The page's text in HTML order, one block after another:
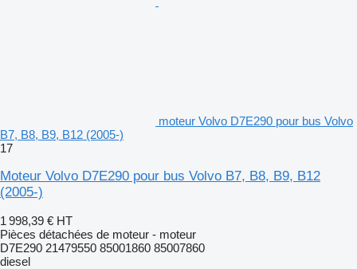
moteur Volvo D7E290 pour bus Volvo
B7, B8, B9, B12 (2005-)
17
Moteur Volvo D7E290 pour bus Volvo B7, B8, B9, B12
(2005-)
1 998,39 € HT
Pièces détachées de moteur - moteur
D7E290 21479550 85001860 85007860
diesel